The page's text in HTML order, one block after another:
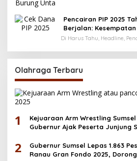
Pencairan PIP 2025
Berjalan: Kesempatan
Menerima Bantuan
Di Harus Tahu, Headline,
Olahraga Terbaru
1
Kejuaraan Arm Wrestling
Gubernur Ajak Peserta Junjung
2
Gubernur Sumsel Lepas 1.863
Ranau Gran Fondo 2025,